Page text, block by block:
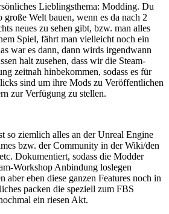
Lieblingsthema: Modding. Du
große Welt bauen, wenn es da nach 2
neues zu sehen gibt, bzw. man alles
Spiel, fährt man vielleicht noch ein
war es dann, dann wirds irgendwann
halt zusehen, dass wir die Steam-
zeitnah hinbekommen, sodass es für
sind um ihre Mods zu Veröffentlichen
zur Verfügung zu stellen.
so ziemlich alles an der Unreal Engine
bzw. der Community in der Wiki/den
Dokumentiert, sodass die Modder
Workshop Anbindung loslegen
aber eben diese ganzen Features noch in
packen die speziell zum FBS
ein riesen Akt.